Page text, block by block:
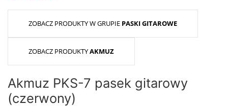
ZOBACZ PRODUKTY W GRUPIE PASKI GITAROWE
ZOBACZ PRODUKTYAKMUZ
Akmuz PKS-7 pasek gitarowy
(czerwony)